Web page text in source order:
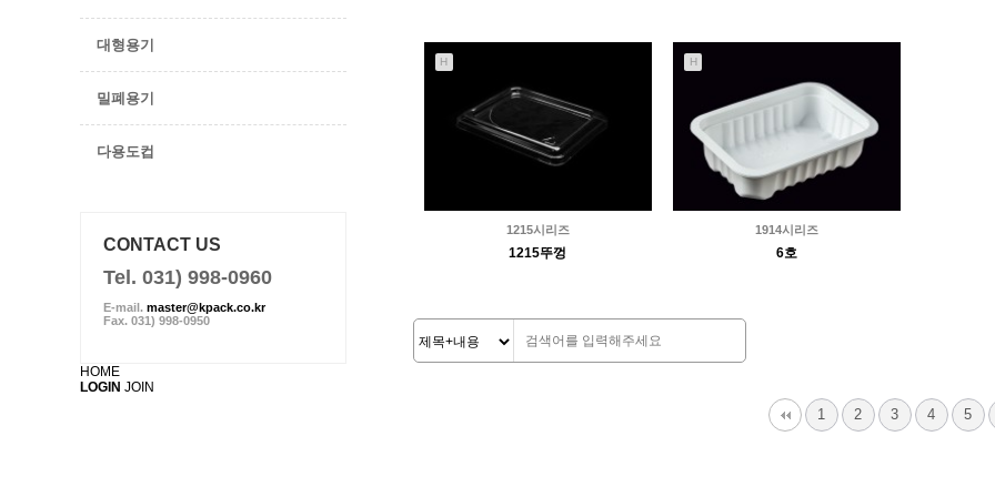
경인팩
경인팩
H
1215시리즈
1215뚜껑
H
1914시리즈
6호
1 2 3 4 5
대형용기
밀폐용기
다용도컵
CONTACT US
Tel. 031) 998-0960
E-mail. master@kpack.co.kr
Fax. 031) 998-0950
HOME
LOGIN JOIN